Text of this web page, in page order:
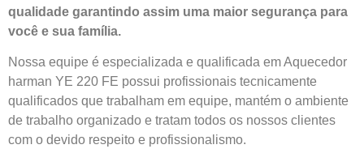
qualidade garantindo assim uma maior segurança para
você e sua família.
Nossa equipe é especializada e qualificada em Aquecedor
harman YE 220 FE possui profissionais tecnicamente
qualificados que trabalham em equipe, mantém o ambiente
de trabalho organizado e tratam todos os nossos clientes
com o devido respeito e profissionalismo.